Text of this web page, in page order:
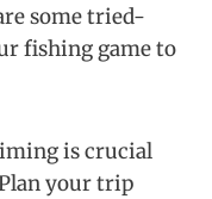
some tried-
fishing game to
is crucial
your trip